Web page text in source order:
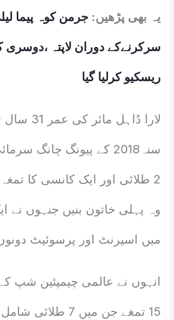
یہ بھی پڑھیں: جرمن کوہ پیما
سرکرنےکے دوران لاپتہ ،دوسری
ریسکیو کرلیا گیا
لارا ڈاہل
سنہ2018 کے پیونگ چانگ
2 طلائی اور ایک کانسی کا
وہ پہلی خاتون بنیں جنہوں نے
میں اسپرنٹ اور پرسوئیٹ
15 تمغے جن میں 7